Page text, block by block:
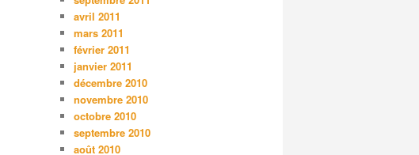
avril 2011
mars 2011
février 2011
janvier 2011
décembre 2010
novembre 2010
octobre 2010
septembre 2010
août 2010